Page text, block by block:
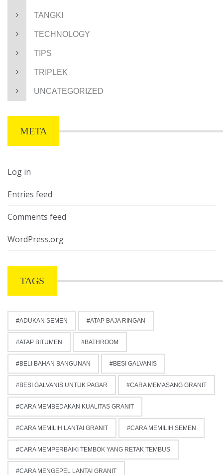
TANGKI
TECHNOLOGY
TIPS
TRIPLEK
UNCATEGORIZED
META
Log in
Entries feed
Comments feed
WordPress.org
TAGS
ADUKAN SEMEN ATAP BAJA RINGAN
ATAP BITUMEN BATHROOM
BELI BAHAN BANGUNAN BESI GALVANIS
BESI GALVANIS UNTUK PAGAR CARA MEMASANG GRANIT
CARA MEMBEDAKAN KUALITAS GRANIT
CARA MEMILIH LANTAI GRANIT CARA MEMILIH SEMEN
CARA MEMPERBAIKI TEMBOK YANG RETAK TEMBUS
CARA MENGEPEL LANTAI GRANIT